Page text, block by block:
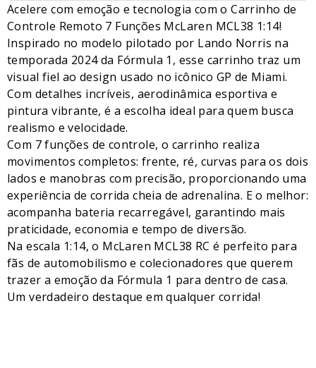
Acelere com emoção e tecnologia com o Carrinho de
Controle Remoto 7 Funções McLaren MCL38 1:14!
Inspirado no modelo pilotado por Lando Norris na
temporada 2024 da Fórmula 1, esse carrinho traz um
visual fiel ao design usado no icônico GP de Miami.
Com detalhes incríveis, aerodinâmica esportiva e
pintura vibrante, é a escolha ideal para quem busca
realismo e velocidade.
Com 7 funções de controle, o carrinho realiza
movimentos completos: frente, ré, curvas para os dois
lados e manobras com precisão, proporcionando uma
experiência de corrida cheia de adrenalina. E o melhor:
acompanha bateria recarregável, garantindo mais
praticidade, economia e tempo de diversão.
Na escala 1:14, o McLaren MCL38 RC é perfeito para
fãs de automobilismo e colecionadores que querem
trazer a emoção da Fórmula 1 para dentro de casa.
Um verdadeiro destaque em qualquer corrida!